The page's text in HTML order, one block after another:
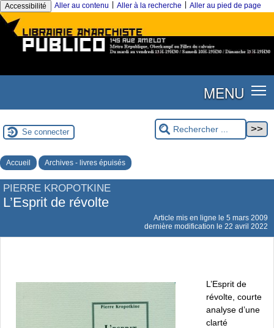
Accessibilité Aller au contenu Aller à la recherche Aller au pied de page
MENU
Se connecter
Accueil Archives - livres épuisés
PIERRE KROPOTKINE
L’Esprit de révolte
Article mis en ligne le 5 mars 2009
dernière modification le 22 avril 2022
L’Esprit de
révolte, courte
analyse d’une
clarté